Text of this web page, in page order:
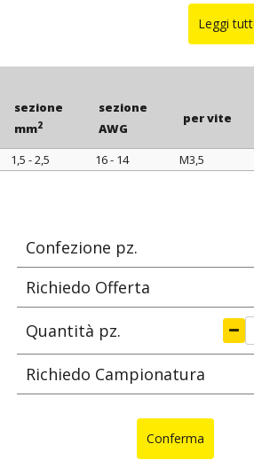
Leggi
sezione
mm2
sezione
AWG
per vite
1,5 - 2,5 16 - 14 M3,5
Confezione pz.
Richiedo Offerta
Quantità pz.
Richiedo Campionatura
Conferma